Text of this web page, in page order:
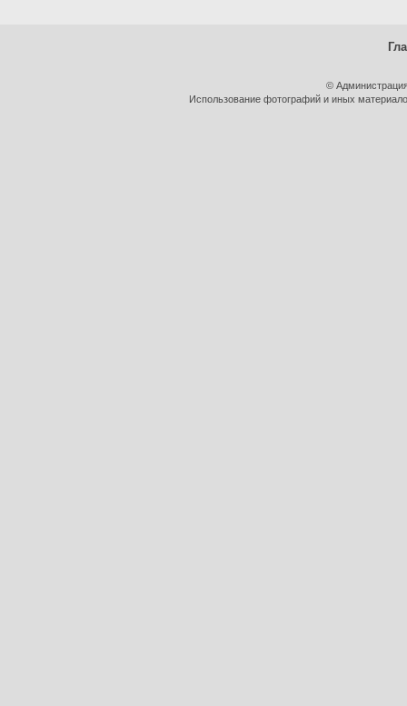
©
Использование фотографий и иных